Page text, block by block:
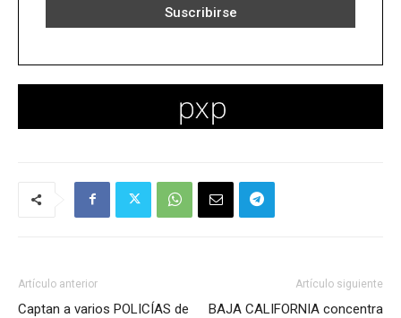
Artículo anterior
Captan a varios POLICÍAS de
Artículo siguiente
BAJA CALIFORNIA concentra